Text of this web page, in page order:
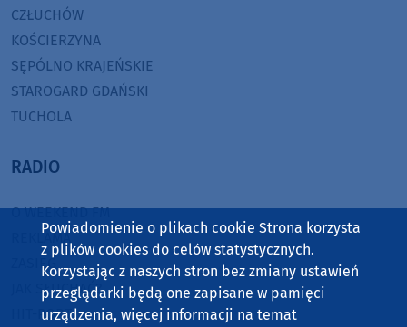
CZŁUCHÓW
KOŚCIERZYNA
SĘPÓLNO KRAJEŃSKIE
STAROGARD GDAŃSKI
TUCHOLA
RADIO
O WEEKEND FM
REKLAMA
ZASIĘG
JAK SŁUCHAĆ?
HIT-PORT
Powiadomienie o plikach cookie Strona korzysta
z plików cookies do celów statystycznych.
Korzystając z naszych stron bez zmiany ustawień
przeglądarki będą one zapisane w pamięci
urządzenia, więcej informacji na temat